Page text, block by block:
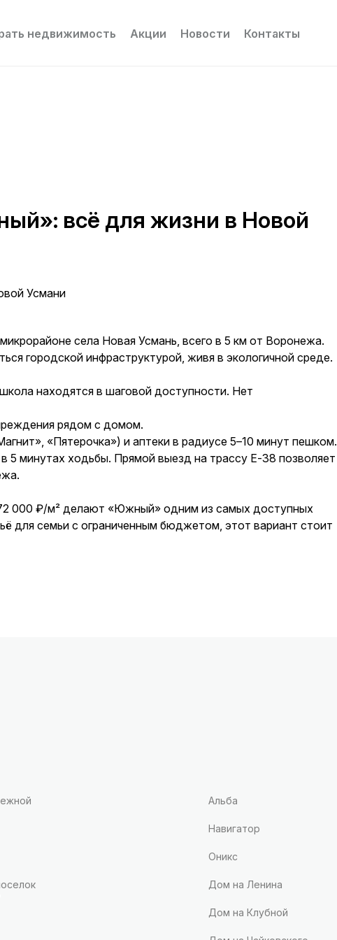
недвижимость Акции Новости Контакты
всё для жизни в Новой
села Новая Усмань, всего в 5 км от Воронежа.
городской инфраструктурой, живя в экологичной среде.
находятся в шаговой доступности. Нет
рядом с домом.
«Пятерочка») и аптеки в радиусе 5–10 минут пешком.
5 минутах ходьбы. Прямой выезд на трассу Е-38 позволяет
000 ₽/м² делают «Южный» одним из самых доступных
для семьи с ограниченным бюджетом, этот вариант стоит
Альба
Навигатор
Оникс
Дом на Ленина
Дом на Клубной